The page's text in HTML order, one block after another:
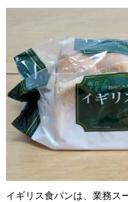
イギリス食パンは、業務ス